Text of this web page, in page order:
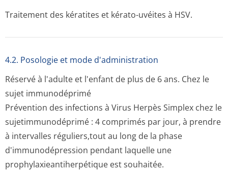
Traitement des kératites et kérato-uvéites à HSV.
4.2. Posologie et mode d'administration
Réservé à l'adulte et l'enfant de plus de 6 ans. Chez le
sujet immunodéprimé
Prévention des infections à Virus Herpès Simplex chez le
sujetimmunodéprimé : 4 comprimés par jour, à prendre
à intervalles réguliers,tout au long de la phase
d'immunodépression pendant laquelle une
prophylaxiean­tiherpétique est souhaitée.